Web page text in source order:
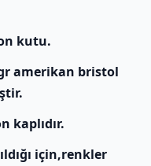
kutu.
amerikan bristol
kaplıdır.
için,renkler